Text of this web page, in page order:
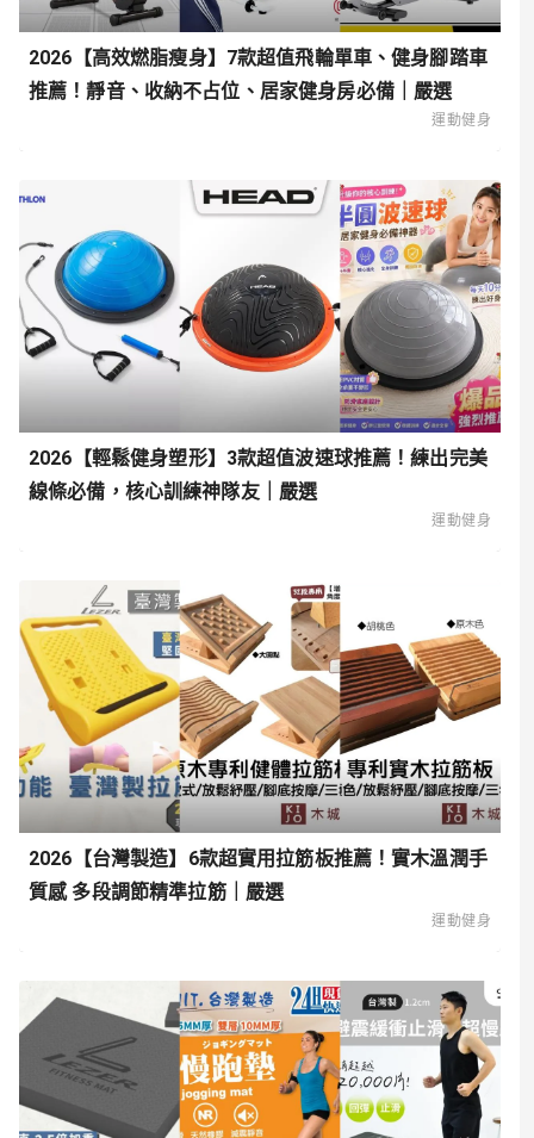
2026【高效燃脂瘦身】7款超值飛輪單車、健身腳踏車
推薦！靜音、收納不占位、居家健身房必備｜嚴選
運動健身
2026【輕鬆健身塑形】3款超值波速球推薦！練出完美
線條必備，核心訓練神隊友｜嚴選
運動健身
2026【台灣製造】6款超實用拉筋板推薦！實木溫潤手
質感 多段調節精準拉筋｜嚴選
運動健身